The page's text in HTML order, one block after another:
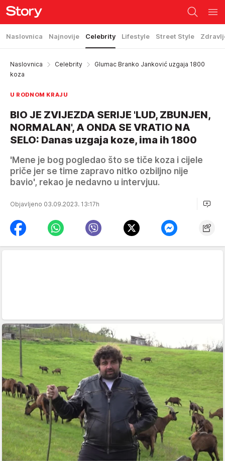
Naslovnica Najnovije Celebrity Lifestyle Street Style
Naslovnica Celebrity
Glumac Branko Janković uzgaja 1800
koza
U RODNOM KRAJU
BIO JE ZVIJEZDA SERIJE 'LUD, ZBUNJEN,
NORMALAN', A ONDA SE VRATIO NA
SELO: Danas uzgaja koze, ima ih 1800
'Mene je bog pogledao što se tiče koza i cijele
priče jer se time zapravo nitko ozbiljno nije
bavio', rekao je nedavno u intervjuu.
Objavljeno 03.09.2023. 13:17h